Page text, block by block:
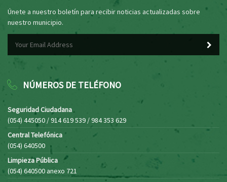
Únete a nuestro boletín para recibir noticias actualizadas sobre
nuestro municipio.
NÚMEROS DE TELÉFONO
Seguridad Ciudadana
(054) 445050 / 914 619 539 / 984 353 629
Central Telefónica
(054) 640500
Limpieza Pública
(054) 640500 anexo 721